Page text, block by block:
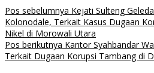
Navigasi
pos
Pos sebelumnya Kejati Sulteng
Kolonodale, Terkait Kasus Dugaan
Nikel di Morowali Utara
Pos berikutnya Kantor Syahbandar
Terkait Dugaan Korupsi Tambang di